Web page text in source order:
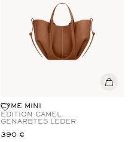
CYME MINI
EDITION CAMEL
GENARBTES LEDER
390 €